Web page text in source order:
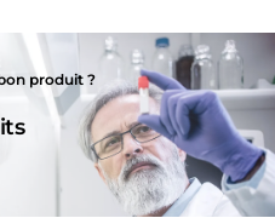
produit ?